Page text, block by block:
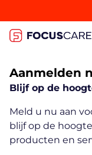
Aanmelden
Blijf op de
Meld u nu aan
blijf op de
producten en